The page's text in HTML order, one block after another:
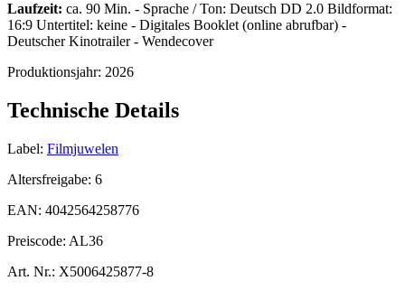
Laufzeit: ca. 90 Min. - Sprache / Ton: Deutsch DD 2.0 Bildformat:
16:9 Untertitel: keine - Digitales Booklet (online abrufbar) -
Deutscher Kinotrailer - Wendecover
Produktionsjahr: 2026
Technische Details
Label: Filmjuwelen
Altersfreigabe: 6
EAN: 4042564258776
Preiscode: AL36
Art. Nr.: X5006425877-8